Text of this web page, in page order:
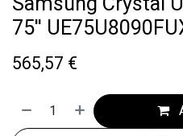
75''
565,57 €